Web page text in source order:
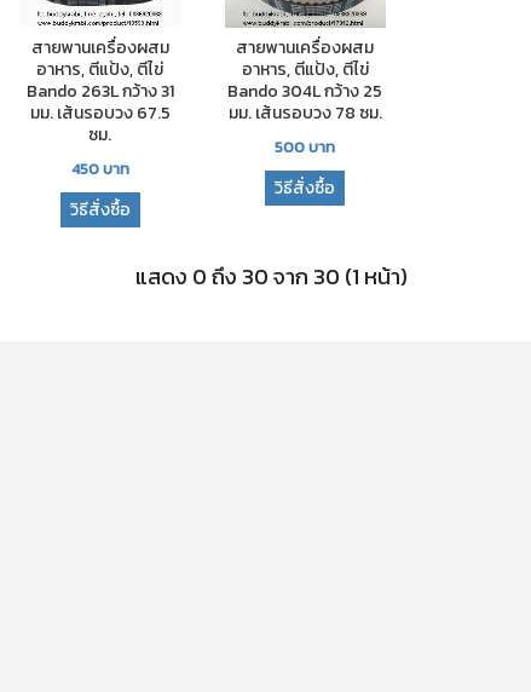
สายพานเครื่องผสม
อาหาร, ตีแป้ง, ตีไข่
Bando 263L กว้าง 31
มม. เส้นรอบวง 67.5
ซม.
450บาท
วิธีสั่งซื้อ
สายพานเครื่องผสม
อาหาร, ตีแป้ง, ตีไข่
Bando 304L กว้าง 25
มม. เส้นรอบวง 78 ซม.
500บาท
วิธีสั่งซื้อ
แสดง 0 ถึง 30 จาก 30 (1 หน้า)